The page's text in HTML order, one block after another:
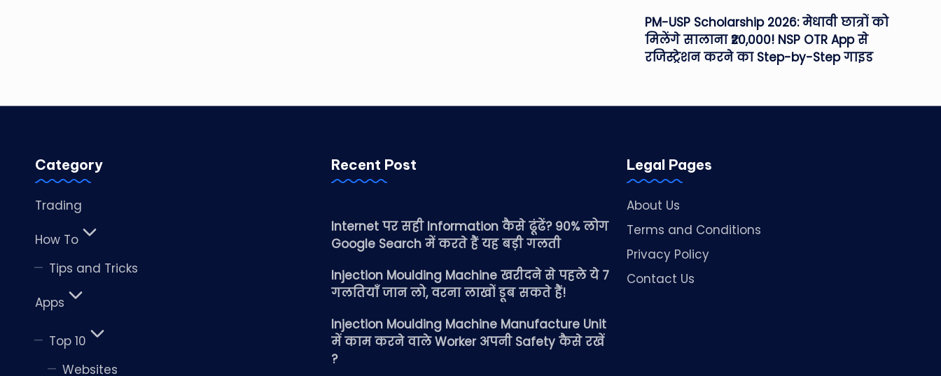
PM-USP Scholarship 2026: मेधावी छात्रों को
मिलेंगे सालाना ₹20,000! NSP OTR App से
रजिस्ट्रेशन करने का Step-by-Step गाइड
Category
Trading
How To
Tips and Tricks
Apps
Top 10
Websites
Recent Post
Internet पर सही Information कैसे ढूंढें? 90% लोग
Google Search में करते हैं यह बड़ी गलती
Injection Moulding Machine खरीदने से पहले ये 7
गलतियाँ जान लो, वरना लाखों डूब सकते हैं!
Injection Moulding Machine Manufacture Unit
में काम करने वाले Worker अपनी Safety कैसे रखें
?
Legal Pages
About Us
Terms and Conditions
Privacy Policy
Contact Us